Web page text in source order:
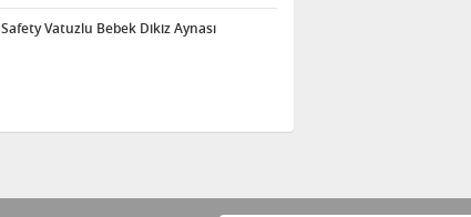
Safety Vatuzlu Bebek Dikiz Aynası